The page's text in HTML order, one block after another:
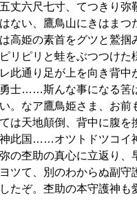
丈六尺七寸、てつきり弥
ない、鷹鳥山にきはまつ
高姫の素首をグツと鷲掴
リピリと蛙をぶつつけた
通り足が上を向き背中
士……斯んな事になる筈
なア鷹鳥姫さま、お前
は天地顛倒、背中に腹を
此国……オツトドツコイ
の杢助の真心に立返り、
ツて、別のわからぬ副守
たぞ。杢助の本守護神も